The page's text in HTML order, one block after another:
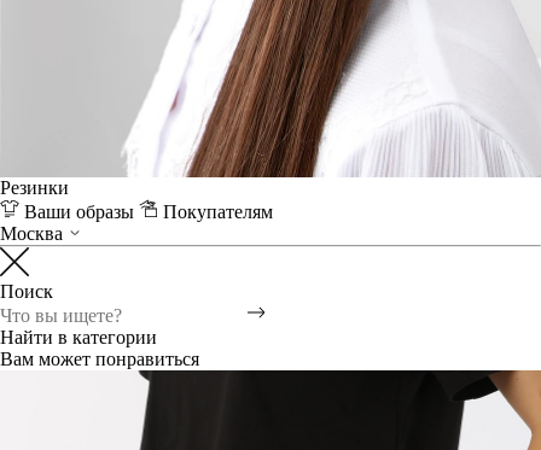
Резинки
Ваши образы
Покупателям
Москва
Поиск
Найти в категории
Вам может понравиться